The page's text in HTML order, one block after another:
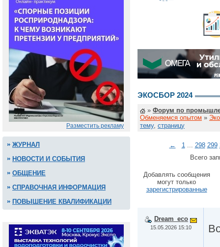
Разместить рекламу
ЖУРНАЛ
НОВОСТИ И СОБЫТИЯ
ОБЩЕНИЕ
СПРАВОЧНАЯ ИНФОРМАЦИЯ
ПОВЫШЕНИЕ КВАЛИФИКАЦИИ
ЭКОСБОР 2024
» Форум по
Обменяемся опытом »
тему, страницу
← 1... 298 299
Всего
Добавлять сообщения
могут только
зарегистрированные
Dream_eco
15.05.2026 15:10